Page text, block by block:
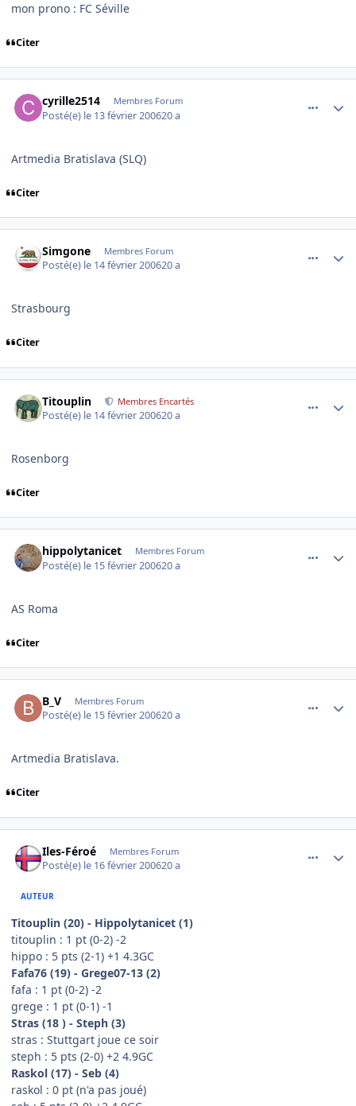
mon prono : FC Séville
Citer
cyrille2514 Membres Forum
Posté(e) le 13 février 200620 a
Artmedia Bratislava (SLQ)
Citer
Simgone Membres Forum
Posté(e) le 14 février 200620 a
Strasbourg
Citer
Titouplin Membres Encartés
Posté(e) le 14 février 200620 a
Rosenborg
Citer
hippolytanicet Membres Forum
Posté(e) le 15 février 200620 a
AS Roma
Citer
B_V Membres Forum
Posté(e) le 15 février 200620 a
Artmedia Bratislava.
Citer
Iles-Féroé Membres Forum
Posté(e) le 16 février 200620 a
AUTEUR
Titouplin (20) - Hippolytanicet (1)
titouplin : 1 pt (0-2) -2
hippo : 5 pts (2-1) +1 4.3GC
Fafa76 (19) - Grege07-13 (2)
fafa : 1 pt (0-2) -2
grege : 1 pt (0-1) -1
Stras (18 ) - Steph (3)
stras : Stuttgart joue ce soir
steph : 5 pts (2-0) +2 4.9GC
Raskol (17) - Seb (4)
raskol : 0 pt (n'a pas joué)